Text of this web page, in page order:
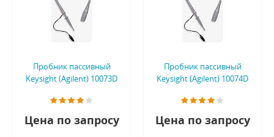
Пробник пассивный
Keysight (Agilent) 10073D
Цена по запросу
Пробник пассивный
Keysight (Agilent) 10074D
Цена по запросу